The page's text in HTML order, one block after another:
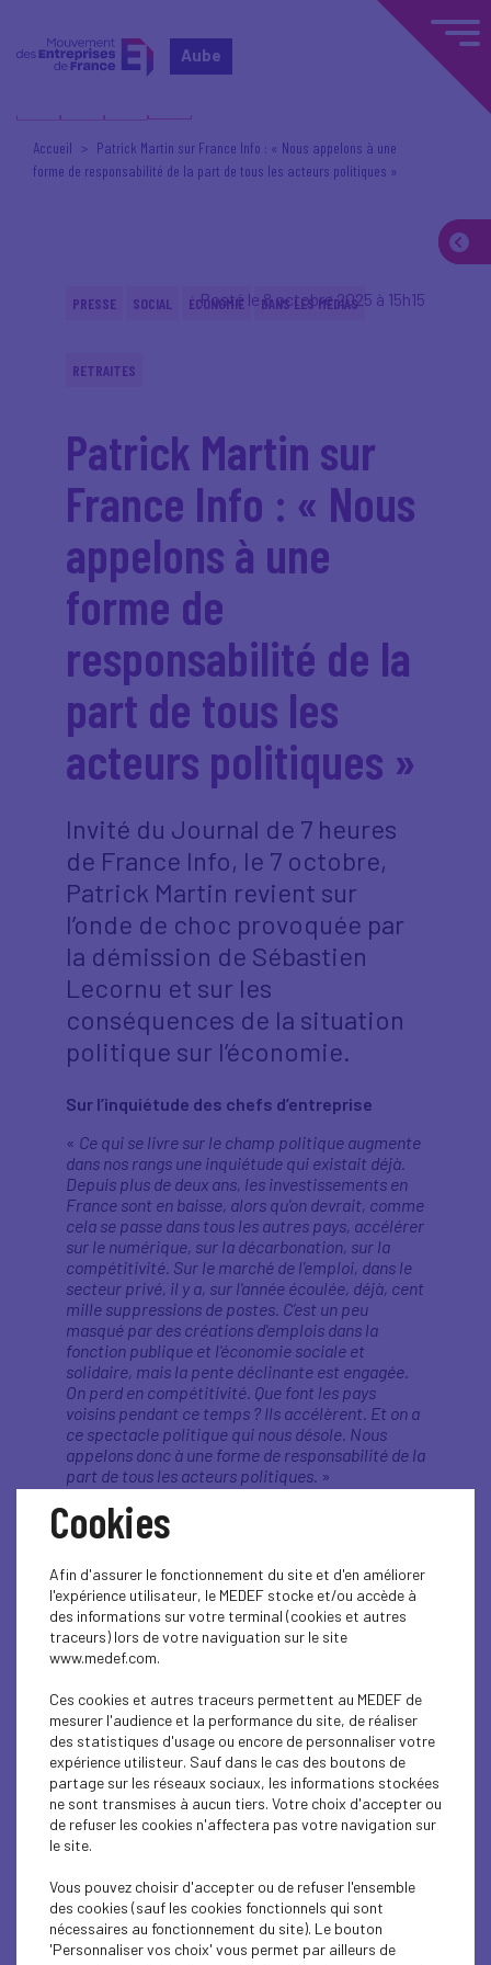
Aube
Accueil
Patrick Martin sur France Info : « Nous appelons à une
forme de responsabilité de la part de tous les acteurs politiques »
Posté le 8 octobre 2025 à 15h15
PRESSE SOCIAL ÉCONOMIE DANS LES MÉDIAS
RETRAITES
Patrick Martin sur
France Info : « Nous
appelons à une
forme de
responsabilité de la
part de tous les
acteurs politiques »
Invité du Journal de 7 heures
de France Info, le 7 octobre,
Patrick Martin revient sur
l’onde de choc provoquée par
la démission de Sébastien
Lecornu et sur les
conséquences de la situation
politique sur l’économie.
Sur l’inquiétude des chefs d’entreprise
« Ce qui se livre sur le champ politique augmente
dans nos rangs une inquiétude qui existait déjà.
Depuis plus de deux ans, les investissements en
France sont en baisse, alors qu'on devrait, comme
cela se passe dans tous les autres pays, accélérer
sur le numérique, sur la décarbonation, sur la
compétitivité. Sur le marché de l'emploi, dans le
secteur privé, il y a, sur l'année écoulée, déjà, cent
mille suppressions de postes. C’est un peu
masqué par des créations d'emplois dans la
fonction publique et l'économie sociale et
solidaire, mais la pente déclinante est engagée.
On perd en compétitivité. Que font les pays
voisins pendant ce temps ? Ils accélèrent. Et on a
ce spectacle politique qui nous désole. Nous
appelons donc à une forme de responsabilité de la
part de tous les acteurs politiques. »
Sur le décrochage de la France
l'Espagne. Sa croissance va être quatre fois
supérieure à celle de la France cette année.
L'Espagne soutient ses entreprises. L'Allemagne,
stratégiquement en difficulté, parce que
beaucoup exposée à l'exportation, prend des
des mesures de soutien massif aux entreprises.
Et nous, nous sommes dans des débats très hors-
sol. On est évidemment profondément démocrate
et républicain, mais à un moment donné, il
faudrait qu'il y ait une prise de conscience
collective des politiques pour appréhender cette
situation économique qui se dégrade. (…) Prenons
le cas du logement. C'est un scandale national,
logement. Il y a 26 ans d'attente maintenant à
Paris pour accéder à un logement social. Il y a 2
900 000 foyers français qui attendent un
logement social. Prenons le cas de
Cookies
Afin d'assurer le fonctionnement du site et d'en améliorer
l'expérience utilisateur, le MEDEF stocke et/ou accède à
des informations sur votre terminal (cookies et autres
traceurs) lors de votre naviguation sur le site
www.medef.com.
Ces cookies et autres traceurs permettent au MEDEF de
mesurer l'audience et la performance du site, de réaliser
des statistiques d'usage ou encore de personnaliser votre
expérience utilisteur. Sauf dans le cas des boutons de
partage sur les réseaux sociaux, les informations stockées
ne sont transmises à aucun tiers. Votre choix d'accepter ou
de refuser les cookies n'affectera pas votre navigation sur
le site.
Vous pouvez choisir d'accepter ou de refuser l'ensemble
des cookies (sauf les cookies fonctionnels qui sont
nécessaires au fonctionnement du site). Le bouton
'Personnaliser vos choix' vous permet par ailleurs de